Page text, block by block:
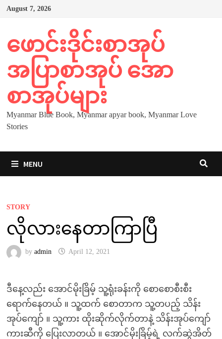
Skip
August 7, 2026
ဖောင်းဒိုင်းစာအုပ်
အပြာစာအုပ် အော
စာအုပ်များ
Myanmar Blue Book, Myanmar apyar book, Myanmar Love
Stories
MENU
STORY
လိုလားနေတာကြာပြီ
by admin April 12, 2021
ဒီနေ့လည်း အောင်မိုးခြိမ့် သူ့ရုံးခန်းကို စောစောစီးစီး
ရောက်နေတယ် ။ သူ့ထက် စောတာက သူ့တပည့် သိန်း
အုပ်ကျော် ။ သူ့ကား ထိုးဆိုက်လိုက်တာနဲ့ သိန်းအုပ်ကျော်
ကားဆီကို ပြေးလာတယ် ။ အောင်မိုးခြိမ့်ရဲ့ လက်ဆွဲအိတ်